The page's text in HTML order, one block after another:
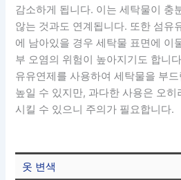
감소하게 됩니다. 이는 세탁물이 충
않는 것과도 연계됩니다. 또한 섬유
에 남아있을 경우 세탁물 표면에 이
부 오염의 위험이 높아지기도 합니
유유연제를 사용하여 세탁물을 부
높일 수 있지만, 과다한 사용은 오
시킬 수 있으니 주의가 필요합니다.
옷 변색